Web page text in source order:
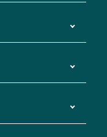
ンシステム